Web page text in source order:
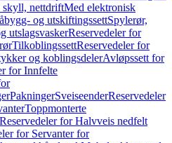
skyll, nettdriftMed elektronisk
og utskiftingssettSpylerør,
utslagsvaskerReservedeler for
TilkoblingssettReservedeler for
og koblingsdelerAvløpssett for
for Innfelte
PakningerSveiseenderReservedeler
Toppmonterte
Reservedeler for Halvveis nedfelt
for Servanter for